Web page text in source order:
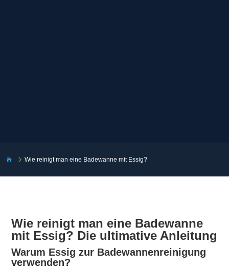
 5Wie reinigt man eine Badewanne mit Essig?
Wie reinigt man eine Badewanne
mit Essig? Die ultimative Anleitung
Warum Essig zur Badewannenreinigung
verwenden?